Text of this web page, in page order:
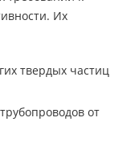
Их
твердых частиц
от